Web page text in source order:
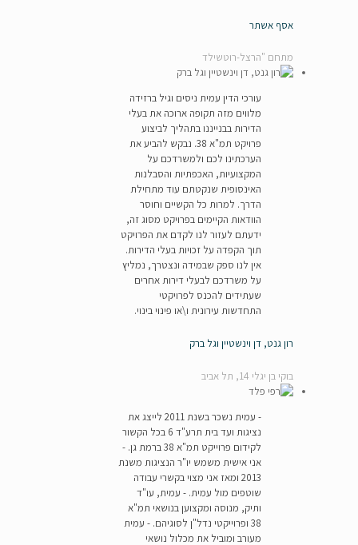
אסף אשתר
מתחם "הרצל-רוטשילד
עורכי הדין עמית ניסים וגיל ברזידה
מלווים מזה תקופה ארוכה את בעלי
הדירות בבנייננו בתהליך לביצוע
פרויקט תמ"א 38. נבקש להביע את
הערכתינו לכם ולמשרדכם על
המקצועיות, האכפתיות והסבלנות
האינסופית שנקטתם עוד מתחילת
הדרך. למרות כל הקשיים וחוסר
הוודאות הקיימים בפרויקט מסוג זה,
ידעתם לעזור לנו לקדם את הפרויקט
תוך הקפדה על זכויות בעלי הדירות.
אין לנו ספק שבמידה ונצטרך, נמליץ
על משרדכם לבעלי דירות אחרים
שעתידים להכנס לפרויקטי
התחדשות עירונית ו\או פינוי בינוי.
רון גנט, דן וינשטיין וגל ברק
בוקי בן יגלי 14, תל אביב
- עמית נשכר בשנת 2011 לייצג את
נציגות ועד בית תרע"ד 6 בכל הקשור
לקידום פרוייקט תמ"א 38 ברמת גן. -
אני אישית משמש יו"ר הנציגות משנת
2013 ומאז אני מצוי בקשרי עבודה
שוטפים מול עמית. - עמית, עו"ד
ותיק, מנוסה ומקצוען בנושאי תמ"א
38 ופרוייקטי נדל"ן לסוגיהם. - עמית
מעורב ומוביל את מכלול נושאי